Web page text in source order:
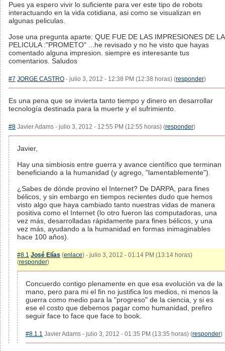
Pues ya espero vivir lo suficiente para ver este tipo de robots
interactuando en la vida cotidiana, asi como se visualizan en
algunas peliculas.
Jose una pregunta aparte: QUE FUE DE LAS IMPRESIONES DE LA
PELICULA :"PROMETO" ...he revisado y no he visto que hayas
comentado alguna impresion. siempre es interesante tus
comentarios. Saludos
#7 JORGE CASTRO - julio 3, 2012 - 12:38 PM (12:38 horas) (responder)
Es una pena que se invierta tanto tiempo y dinero en desarrollar
tecnología destinada para la muerte y el sufrimiento.
#8 Javier Adams - julio 3, 2012 - 12:55 PM (12:55 horas) (responder)
Javier,
Hay una simbiosis entre guerra y avance científico que terminan
beneficiando a la humanidad (y agrego, "lamentablemente").
¿Sabes de dónde provino el Internet? De DARPA, para fines
bélicos, y sin embargo en tiempos recientes dudo que hemos
visto algo que haya cambiado tanto nuestras vidas de manera
positiva como el Internet (lo otro fueron las computadoras, una
vez más, desarrolladas rápidamente para fines bélicos, y una
vez más, ayudando a la humanidad en formas inimaginables
hace 100 años).
#8.1 José Elías (enlace) - julio 3, 2012 - 01:14 PM (13:14 horas)
(responder)
Concuerdo contigo plenamente en que esa evolución va de la
mano, pero para mi el fin no justifica los medios, ni menos la
guerra como medio para la "progreso" de la ciencia, y si es
ese el costo que debemos pagar como humanidad, prefiro
seguir face to face que face to book.
#8.1.1 Javier Adams - julio 3, 2012 - 01:35 PM (13:35 horas) (responder)